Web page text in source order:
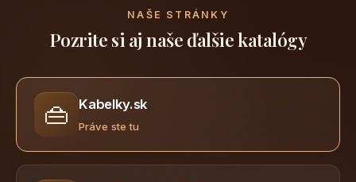
NAŠE STRÁNKY
Pozrite si aj naše ďalšie katalógy
👜 Kabelky.sk
Práve ste tu